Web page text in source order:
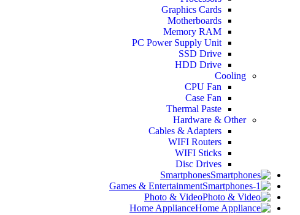
Graphics Cards
Motherboards
Memory RAM
PC Power Supply Unit
SSD Drive
HDD Drive
Cooling
CPU Fan
Case Fan
Thermal Paste
Hardware & Other
Cables & Adapters
WIFI Routers
WIFI Sticks
Disc Drives
Smartphones
Games & Entertainment
Photo & Video
Home Appliance